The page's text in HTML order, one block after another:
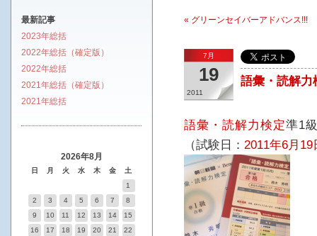
« グリーンセイバーアドバンス!!!
7月
19
2011
語彙・読解力
語彙・読解力検定準1
（試験日： 2011年6月19
最新記事
2023年総括
2022年総括（確定版）
2022年総括
2021年総括（確定版）
2021年総括
2026年8月
日 月 火 水 木 金 土
1
2
3 4 5 6 7
8
9
10 11 12 13 14
15
16
17 18 19 20 21
22